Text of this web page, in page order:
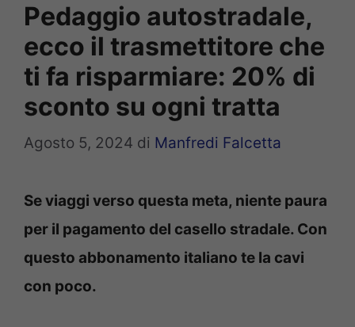
Pedaggio autostradale,
ecco il trasmettitore che
ti fa risparmiare: 20% di
sconto su ogni tratta
Agosto 5, 2024 di Manfredi Falcetta
Se viaggi verso questa meta, niente paura
per il pagamento del casello stradale. Con
questo abbonamento italiano te la cavi
con poco.